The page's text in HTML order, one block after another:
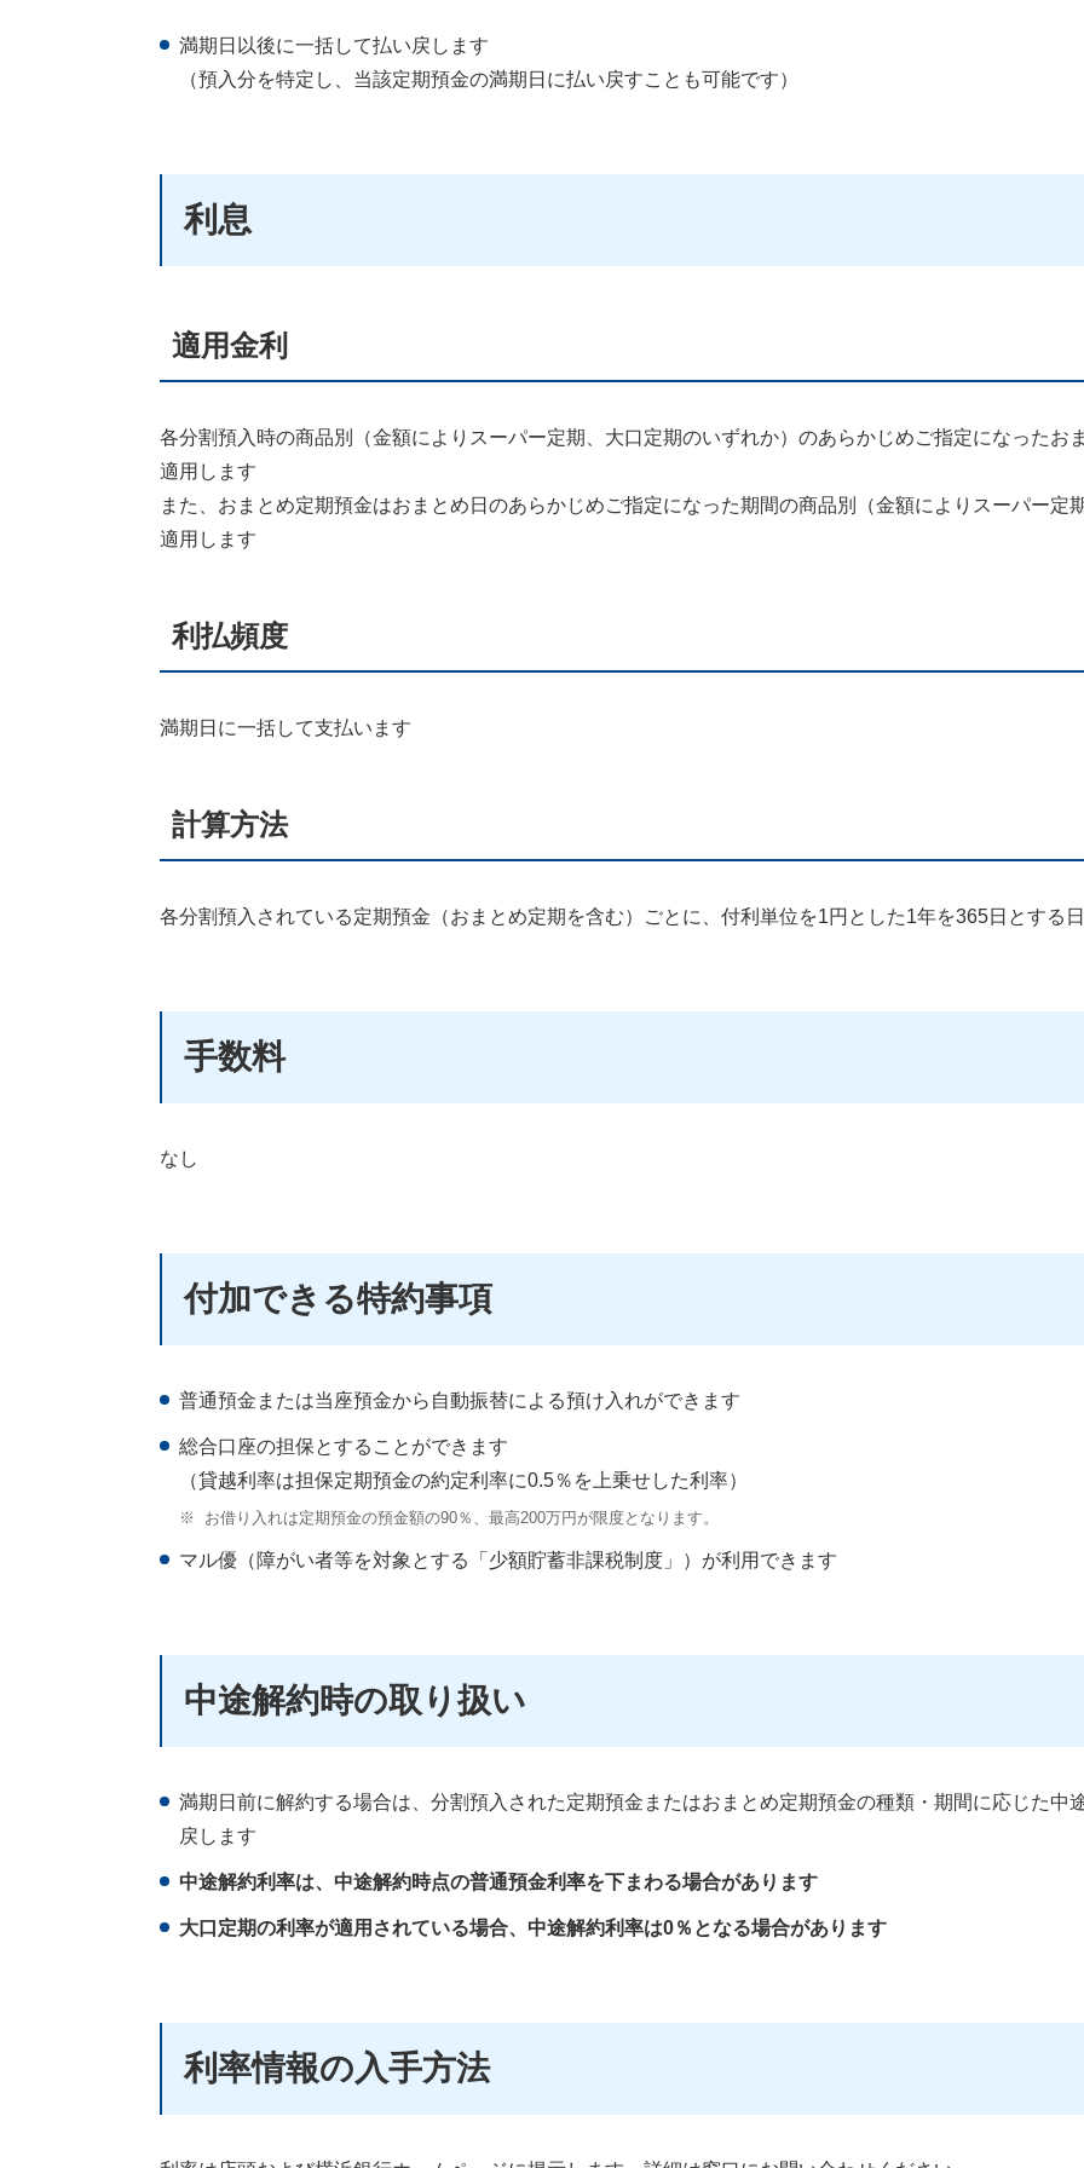
満期日以後に一括して払い戻します
（預入分を特定し、当該定期預金の満期日に払い戻すことも可能です）
利息
適用金利
各分割預入時の商品別（金額によりスーパー定期、大口定期のいずれか）のあらかじめご指定になったお
適用します
また、おまとめ定期預金はおまとめ日のあらかじめご指定になった期間の商品別（金額によりスーパー定
適用します
利払頻度
満期日に一括して支払います
計算方法
各分割預入されている定期預金（おまとめ定期を含む）ごとに、付利単位を1円とした1年を365日とする
手数料
なし
付加できる特約事項
普通預金または当座預金から自動振替による預け入れができます
総合口座の担保とすることができます
（貸越利率は担保定期預金の約定利率に0.5％を上乗せした利率）
※ お借り入れは定期預金の預金額の90％、最高200万円が限度となります。
マル優（障がい者等を対象とする「少額貯蓄非課税制度」）が利用できます
中途解約時の取り扱い
満期日前に解約する場合は、分割預入された定期預金またはおまとめ定期預金の種類・期間に応じた中
戻します
中途解約利率は、中途解約時点の普通預金利率を下まわる場合があります
大口定期の利率が適用されている場合、中途解約利率は0％となる場合があります
利率情報の入手方法